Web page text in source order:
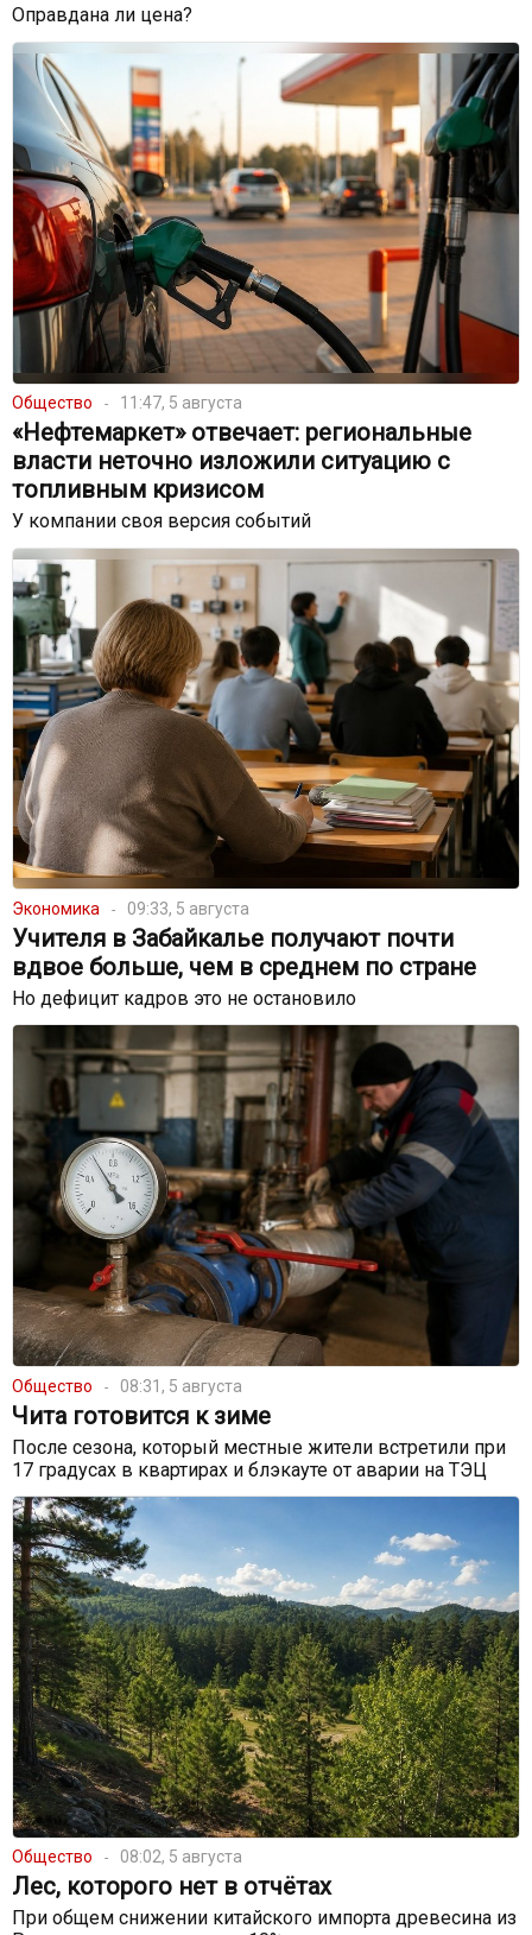
Оправдана ли цена?
Общество 11:47, 5 августа
«Нефтемаркет» отвечает: региональные
власти неточно изложили ситуацию с
топливным кризисом
У компании своя версия событий
Экономика 09:33, 5 августа
Учителя в Забайкалье получают почти
вдвое больше, чем в среднем по стране
Но дефицит кадров это не остановило
Общество 08:31, 5 августа
Чита готовится к зиме
После сезона, который местные жители встретили при
17 градусах в квартирах и блэкауте от аварии на ТЭЦ
Общество 08:02, 5 августа
Лес, которого нет в отчётах
При общем снижении китайского импорта древесина из